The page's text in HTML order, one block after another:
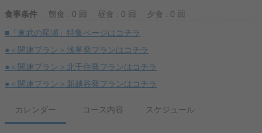
食事条件 朝食 : 0 回 昼食 : 0 回
夕食 : 0 回
■「東武の尾瀬」特集ページはコチラ
●＜関連プラン＞浅草発プランはコチラ
●＜関連プラン＞北千住発プランはコチラ
●＜関連プラン＞新越谷発プランはコチラ
カレンダー コース内容 スケジュール